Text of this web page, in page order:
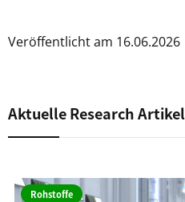
Veröffentlicht am 16.06.2026
Aktuelle Research Artikel
Rohstoffe